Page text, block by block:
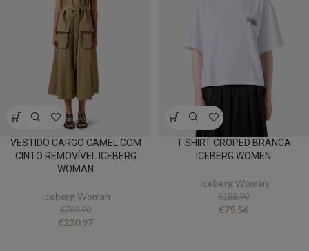
VESTIDO CARGO CAMEL COM
CINTO REMOVÍVEL ICEBERG
WOMAN
Iceberg Woman
€769.90
€230.97
T SHIRT CROPED BRANCA
ICEBERG WOMEN
Iceberg Woman
€188.90
€75.56